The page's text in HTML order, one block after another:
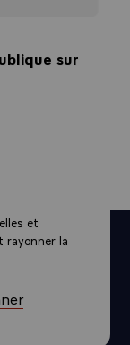
sur
et
rayonner la